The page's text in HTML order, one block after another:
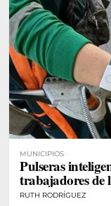
MUNICIPIOS
Pulseras
trabajadores de
RUTH RODRÍGUEZ